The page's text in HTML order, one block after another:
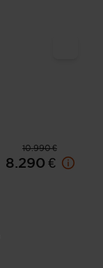
10.990 €
8.290 €